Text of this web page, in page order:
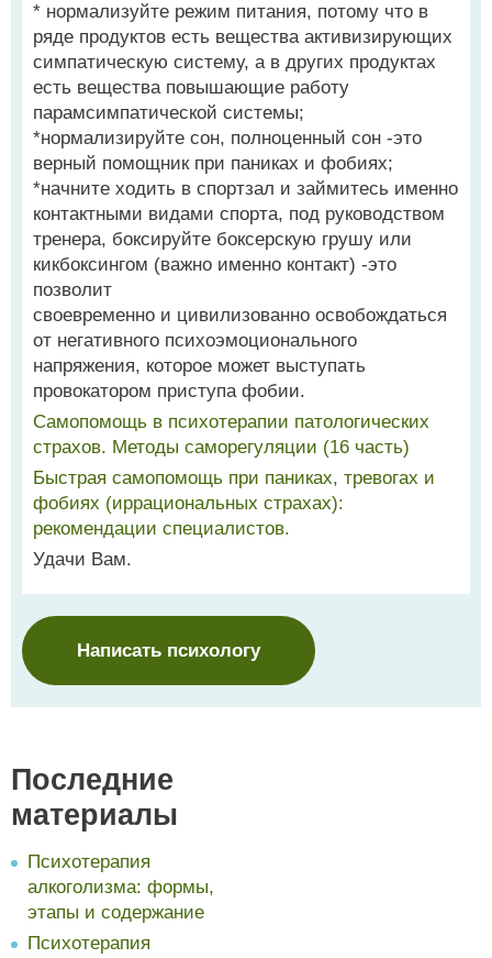
* нормализуйте режим питания, потому что в
ряде продуктов есть вещества активизирующих
симпатическую систему, а в других продуктах
есть вещества повышающие работу
парамсимпатической системы;
*нормализируйте сон, полноценный сон -это
верный помощник при паниках и фобиях;
*начните ходить в спортзал и займитесь именно
контактными видами спорта, под руководством
тренера, боксируйте боксерскую грушу или
кикбоксингом (важно именно контакт) -это
позволит
своевременно и цивилизованно освобождаться
от негативного психоэмоционального
напряжения, которое может выступать
провокатором приступа фобии.
Самопомощь в психотерапии патологических
страхов. Методы саморегуляции (16 часть)
Быстрая самопомощь при паниках, тревогах и
фобиях (иррациональных страхах):
рекомендации специалистов.
Удачи Вам.
Написать психологу
Последние
материалы
Психотерапия
алкоголизма: формы,
этапы и содержание
Психотерапия